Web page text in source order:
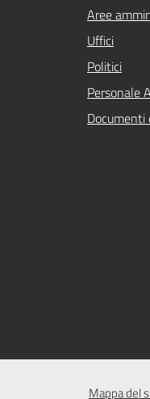
Aree
Uffici
Politici
Personale
Documenti
Mappa del